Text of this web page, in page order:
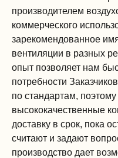
производителем
коммерческого
зарекомендованное
вентиляции в разных
опыт позволяет нам
потребности
по стандартам,
высококачественные
доставку в срок, пока
считают и задают
производство дает